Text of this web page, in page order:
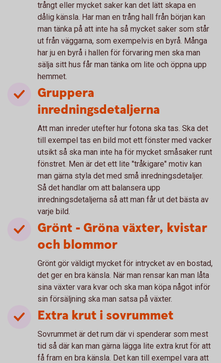
trångt eller mycket saker kan det lätt skapa en
dålig känsla. Har man en trång hall från början kan
man tänka på att inte ha så mycket saker som står
ut från väggarna, som exempelvis en byrå. Många
har ju en byrå i hallen för förvaring men ska man
sälja sitt hus får man tänka om lite och öppna upp
hemmet.
Gruppera
inredningsdetaljerna
Att man inreder utefter hur fotona ska tas. Ska det
till exempel tas en bild mot ett fönster med vacker
utsikt så ska man inte ha för mycket småsaker runt
fönstret. Men är det ett lite "tråkigare" motiv kan
man gärna styla det med små inredningsdetaljer.
Så det handlar om att balansera upp
inredningsdetaljerna så att man får ut det bästa av
varje bild.
Grönt - Gröna växter, kvistar
och blommor
Grönt gör väldigt mycket för intrycket av en bostad,
det ger en bra känsla. När man rensar kan man låta
sina växter vara kvar och ska man köpa något inför
sin försäljning ska man satsa på växter.
Extra krut i sovrummet
Sovrummet är det rum där vi spenderar som mest
tid så där kan man gärna lägga lite extra krut för att
få fram en bra känsla. Det kan till exempel vara att